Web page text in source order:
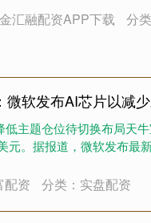
汇融配资APP下载 分
软发布AI芯片以减
低主题仓位待切换布局天
元。据报道，微软发布最
配资 分类：实盘配资